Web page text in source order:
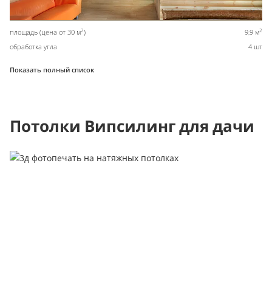
площадь (цена от 30 м2) 9,9 м2
обработка угла 4 шт
Показать полный список
Потолки Випсилинг для дачи